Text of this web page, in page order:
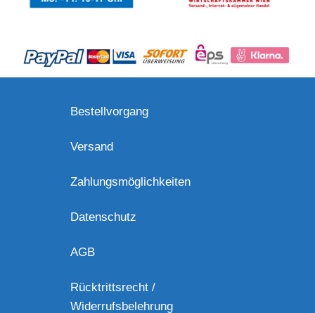
Bestellvorgang
Versand
Zahlungsmöglichkeiten
Datenschutz
AGB
Rücktrittsrecht /
Widerrufsbelehrung